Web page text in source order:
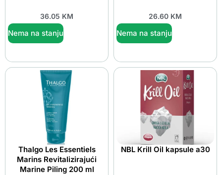
36.05 KM
Nema na stanju
26.60 KM
Nema na stanju
Thalgo Les Essentiels
Marins Revitalizirajući
Marine Piling 200 ml
NBL Krill Oil kapsule a30